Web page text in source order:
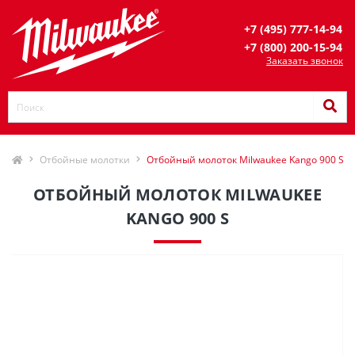
+7 (495) 777-14-94
+7 (800) 200-15-94
Заказать звонок
Отбойные молотки Отбойный молоток Milwaukee Kango 900 S
ОТБОЙНЫЙ МОЛОТОК MILWAUKEE
KANGO 900 S